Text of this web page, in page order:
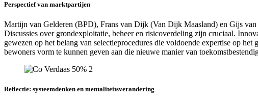
Perspectief van marktpartijen
Martijn van Gelderen (BPD), Frans van Dijk (Van Dijk Maasland) en Gijs
Discussies over grondexploitatie, beheer en risicoverdeling zijn cruciaal.
gewezen op het belang van selectieprocedures die voldoende expertise op
bewoners vorm te kunnen geven aan die nieuwe manier van
Reflectie: systeemdenken en mentaliteitsverandering